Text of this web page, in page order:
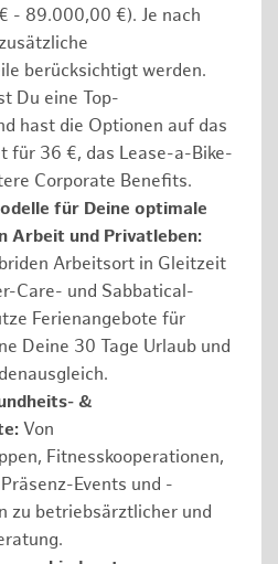
- 89.000,00 €). Je nach
berücksichtigt werden.
Du eine Top-
hast die Optionen auf das
für 36 €, das Lease-a-Bike-
Corporate Benefits.
für Deine optimale
Arbeit und Privatleben:
Arbeitsort in Gleitzeit
Care- und Sabbatical-
Ferienangebote für
Deine 30 Tage Urlaub und
&
Von
Fitnesskooperationen,
Events und -
zu betriebsärztlicher und